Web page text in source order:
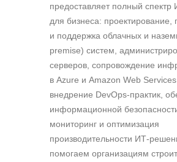
предоставляет полный спектр
для бизнеса: проектирование,
и поддержка облачных и
premise) систем,
серверов, сопровождение
в Azure и Amazon Web Services
внедрение DevOps-практик,
информационной
мониторинг и оптимизация
производительности ИТ-
помогаем организациям